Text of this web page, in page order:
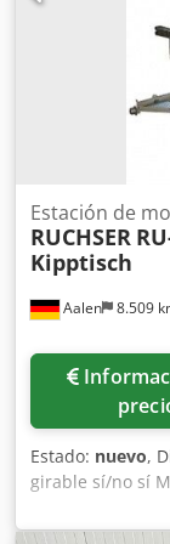
trabajo: 350
bar
Aalen 8.509
Estación de
RUCHSER
Kipptisch
Información de
Estado: nuevo,
girable sí/no sí
MKS 1,4 -----
ejemplo, para el